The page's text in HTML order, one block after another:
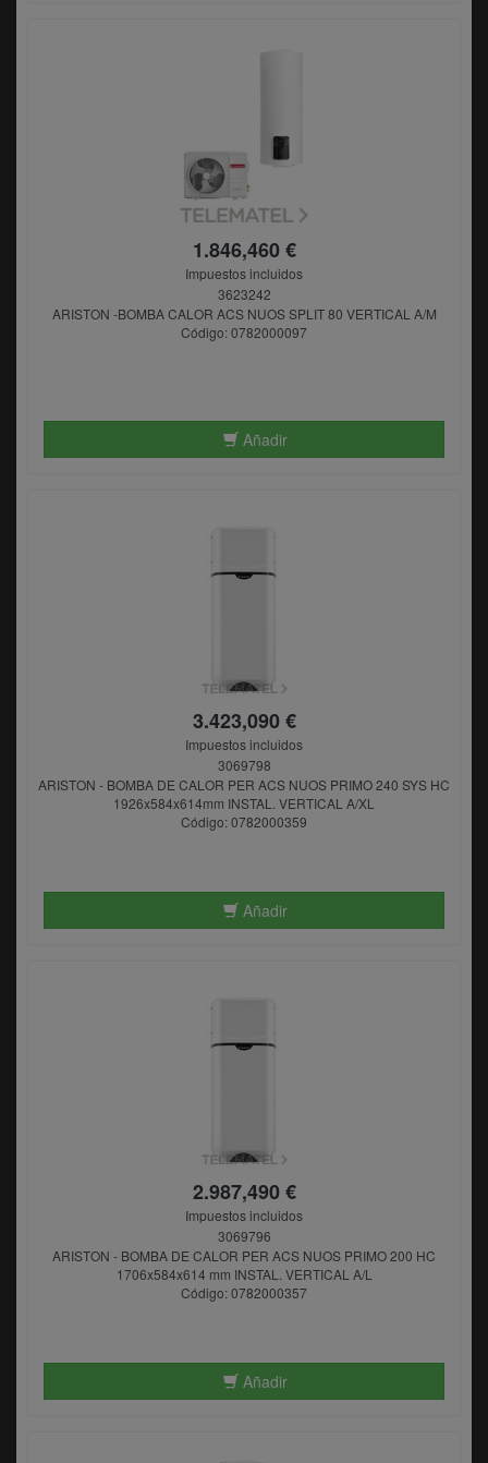
1.846,460 €
Impuestos incluidos
3623242
ARISTON -BOMBA CALOR ACS NUOS SPLIT 80 VERTICAL A/M
Código: 0782000097
Añadir
3.423,090 €
Impuestos incluidos
3069798
ARISTON - BOMBA DE CALOR PER ACS NUOS PRIMO 240 SYS HC
1926x584x614mm INSTAL. VERTICAL A/XL
Código: 0782000359
Añadir
2.987,490 €
Impuestos incluidos
3069796
ARISTON - BOMBA DE CALOR PER ACS NUOS PRIMO 200 HC
1706x584x614 mm INSTAL. VERTICAL A/L
Código: 0782000357
Añadir